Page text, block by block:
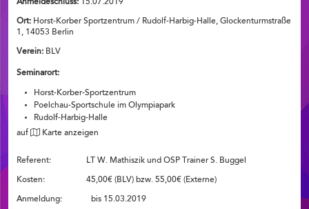
Anmeldeschluss: 15.07.2019
Ort: Horst-Korber Sportzentrum / Rudolf-Harbig-Halle, Glockenturmstraße
1, 14053 Berlin
Verein: BLV
Seminarort:
Horst-Korber-Sportzentrum
Poelchau-Sportschule im Olympiapark
Rudolf-Harbig-Halle
auf
Karte anzeigen
Referent: LT W. Mathiszik und OSP Trainer S. Buggel
Kosten: 45,00€ (BLV) bzw. 55,00€ (Externe)
Anmeldung: bis 15.03.2019